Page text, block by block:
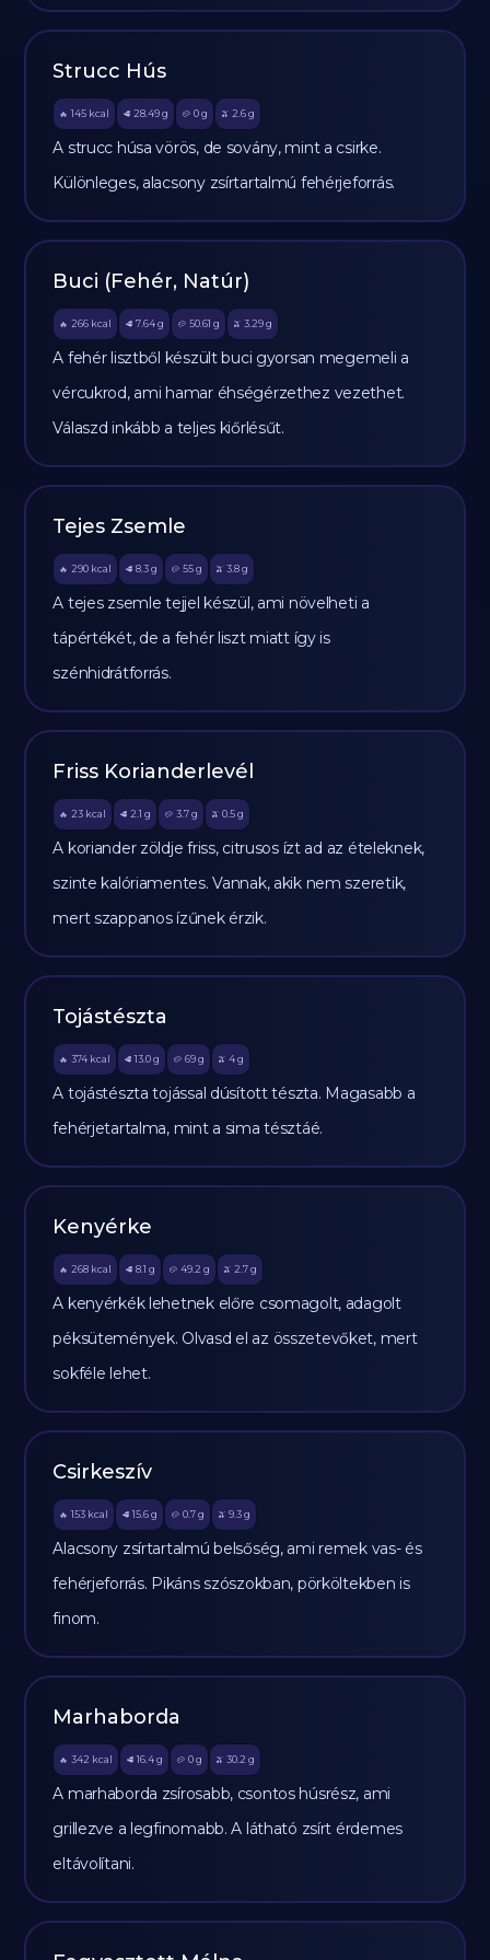
Strucc Hús
🔥 145 kcal 🥩 28.49 g 🥔 0g 🫒 2.6 g
A strucc húsa vörös, de sovány, mint a csirke.
Különleges, alacsony zsírtartalmú fehérjeforrás.
Buci (Fehér, Natúr)
🔥 266 kcal 🥩 7.64 g 🥔 50.61 g 🫒 3.29 g
A fehér lisztből készült buci gyorsan megemeli a
vércukrod, ami hamar éhségérzethez vezethet.
Válaszd inkább a teljes kiőrlésűt.
Tejes Zsemle
🔥 290 kcal 🥩 8.3 g 🥔 55g 🫒 3.8 g
A tejes zsemle tejjel készül, ami növelheti a
tápértékét, de a fehér liszt miatt így is
szénhidrátforrás.
Friss Korianderlevél
🔥 23 kcal 🥩 2.1 g 🥔 3.7g 🫒 0.5 g
A koriander zöldje friss, citrusos ízt ad az ételeknek,
szinte kalóriamentes. Vannak, akik nem szeretik,
mert szappanos ízűnek érzik.
Tojástészta
🔥 374 kcal 🥩 13.0 g 🥔 69g 🫒 4 g
A tojástészta tojással dúsított tészta. Magasabb a
fehérjetartalma, mint a sima tésztáé.
Kenyérke
🔥 268 kcal 🥩 8.1 g 🥔 49.2 g 🫒 2.7 g
A kenyérkék lehetnek előre csomagolt, adagolt
péksütemények. Olvasd el az összetevőket, mert
sokféle lehet.
Csirkeszív
🔥 153 kcal 🥩 15.6 g 🥔 0.7g 🫒 9.3 g
Alacsony zsírtartalmú belsőség, ami remek vas- és
fehérjeforrás. Pikáns szószokban, pörköltekben is
finom.
Marhaborda
🔥 342 kcal 🥩 16.4 g 🥔 0g 🫒 30.2 g
A marhaborda zsírosabb, csontos húsrész, ami
grillezve a legfinomabb. A látható zsírt érdemes
eltávolítani.